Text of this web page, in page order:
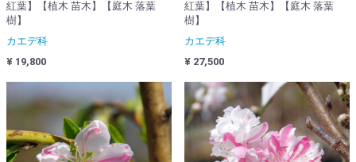
紅葉】【植木 苗木】【庭木 落葉
樹】
カエデ科
¥ 19,800
紅葉】【植木 苗木】【庭木 落葉
樹】
カエデ科
¥ 27,500